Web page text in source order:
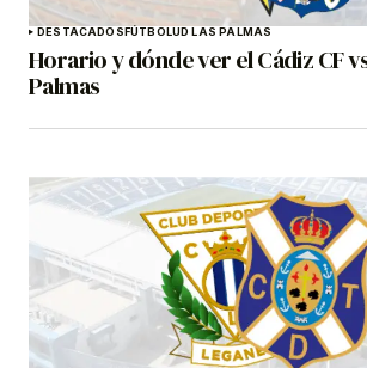
DESTACADOSFÚTBOLUD LAS PALMAS
Horario y dónde ver el Cádiz CF
Palmas